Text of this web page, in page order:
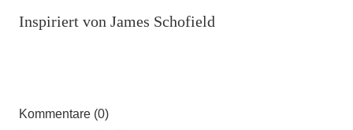
Inspiriert von James Schofield
Kommentare (0)